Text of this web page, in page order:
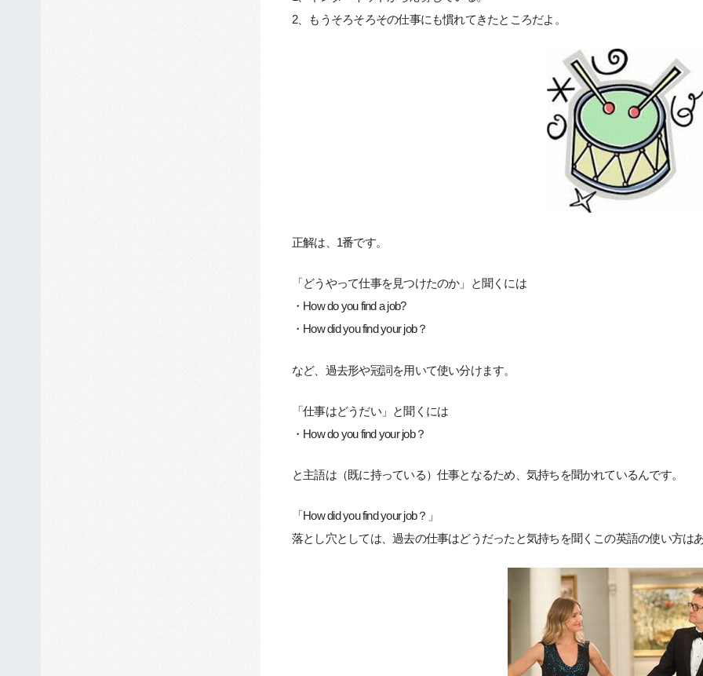
2、もうそろそろその仕事にも慣れてきたところだよ。
正解は、1番です。
「どうやって仕事を見つけたのか」と聞くには
・How do you find a job?
・How did you find your job？
など、過去形や冠詞を用いて使い分けます。
「仕事はどうだい」と聞くには
・How do you find your job？
と主語は（既に持っている）仕事となるため、気持ちを聞かれているんです。
「How did you find your job？」
落とし穴としては、過去の仕事はどうだったと気持ちを聞くこの英語の使い方は